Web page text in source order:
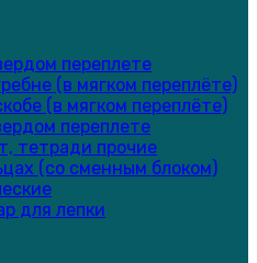
переплете
(в мягком переплёте)
(в мягком переплёте)
переплете
тетради прочие
(со сменным блоком)
для лепки